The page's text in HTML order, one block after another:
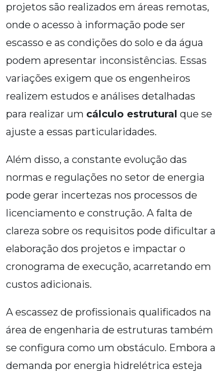
projetos são realizados em áreas remotas,
onde o acesso à informação pode ser
escasso e as condições do solo e da água
podem apresentar inconsistências. Essas
variações exigem que os engenheiros
realizem estudos e análises detalhadas
para realizar um cálculo estrutural que se
ajuste a essas particularidades.
Além disso, a constante evolução das
normas e regulações no setor de energia
pode gerar incertezas nos processos de
licenciamento e construção. A falta de
clareza sobre os requisitos pode dificultar a
elaboração dos projetos e impactar o
cronograma de execução, acarretando em
custos adicionais.
A escassez de profissionais qualificados na
área de engenharia de estruturas também
se configura como um obstáculo. Embora a
demanda por energia hidrelétrica esteja